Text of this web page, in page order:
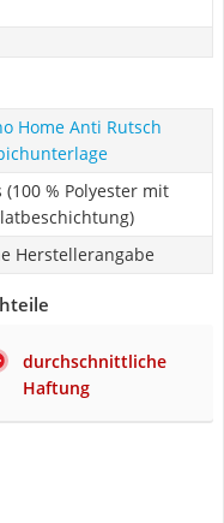
Home Anti Rutsch
(100 % Polyester mit
Herstellerangabe
durchschnittliche
Haftung